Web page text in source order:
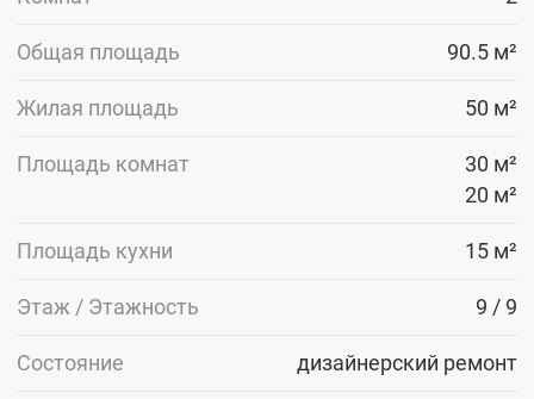
Общая площадь 90.5 м²
Жилая площадь 50 м²
Площадь комнат
30 м²
20 м²
Площадь кухни 15 м²
Этаж / Этажность 9 / 9
Состояние дизайнерский ремонт